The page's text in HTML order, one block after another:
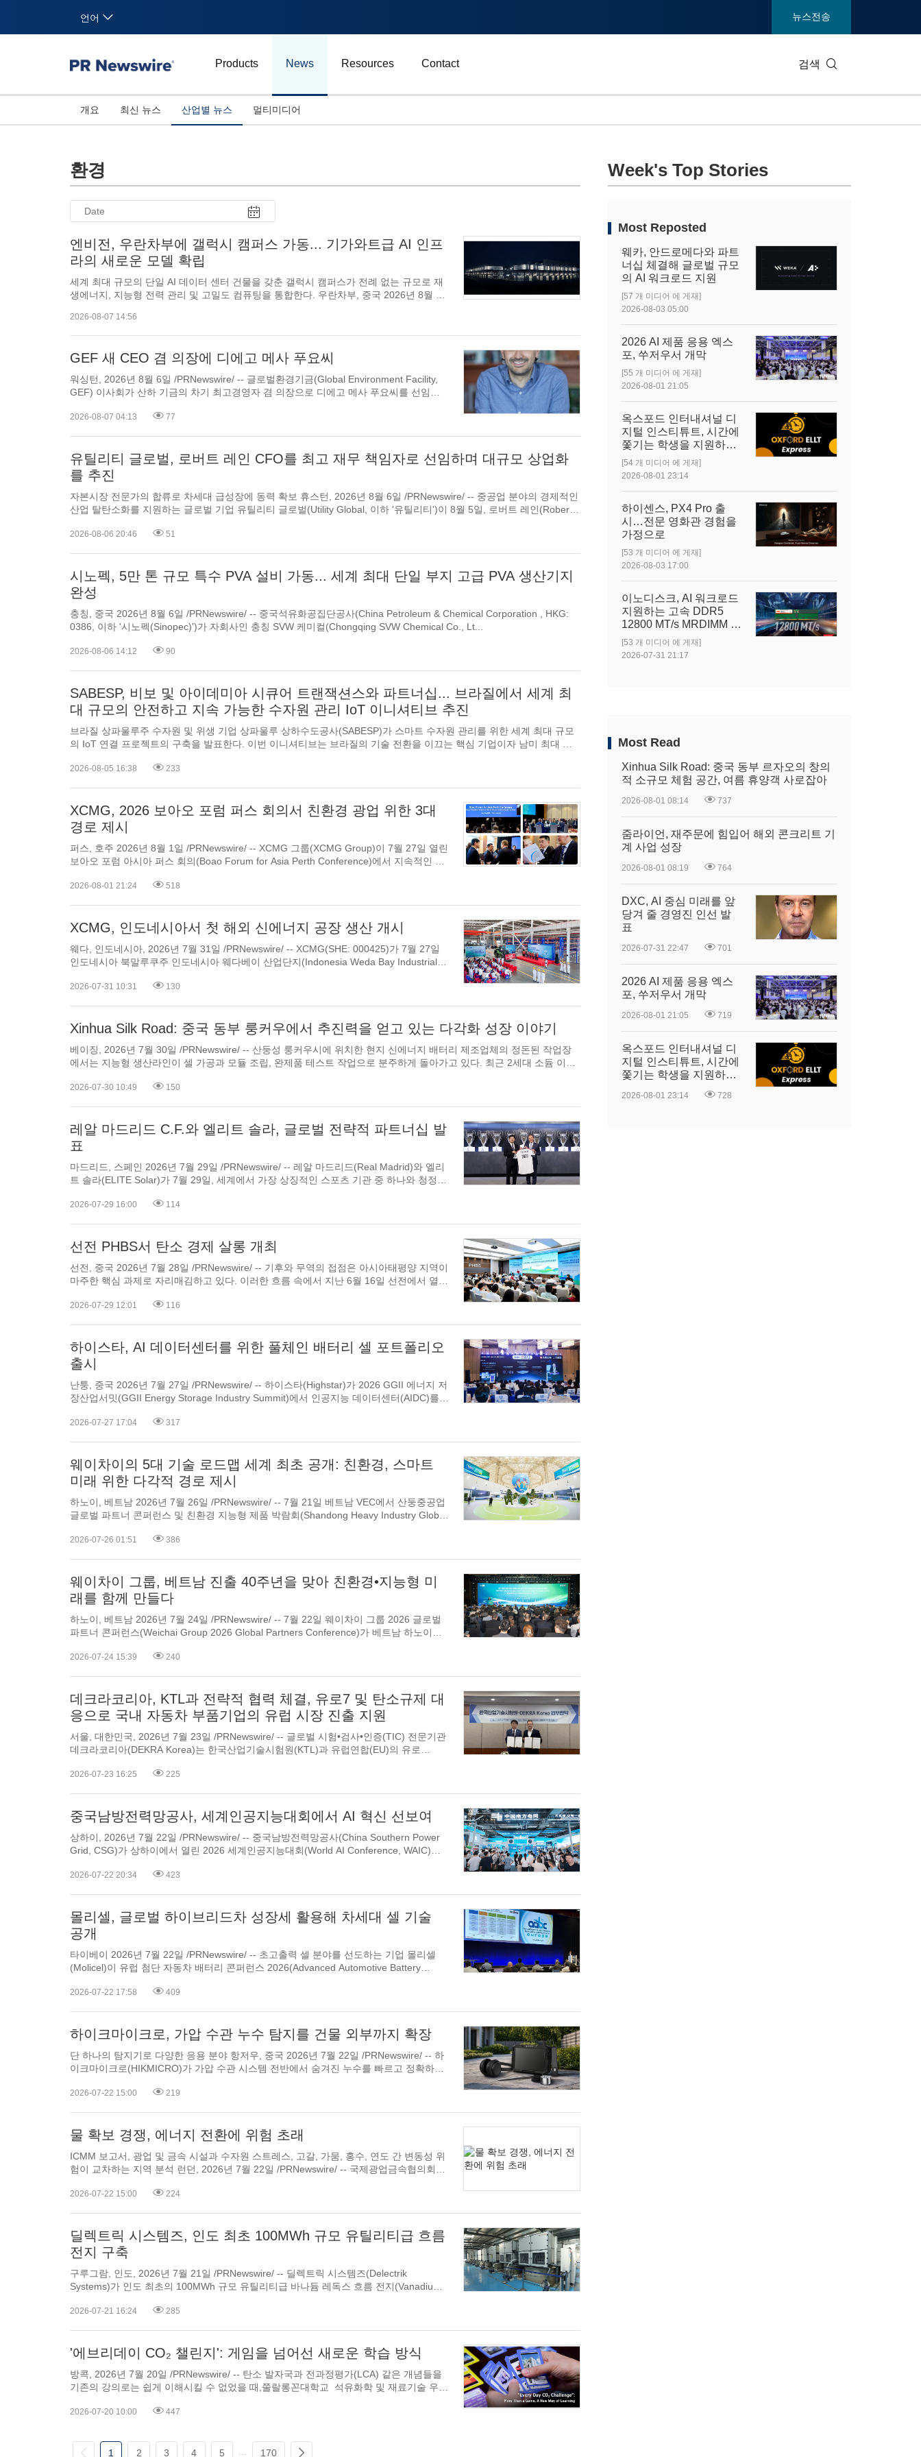
언어 뉴스전송
Products News Resources Contact 검색
개요 최신 뉴스 산업별 뉴스
엔터테인먼트 및 미디어
광고, 마케팅 및 미디어
멀티미디어
환경
엔비전, 우란차부에 갤럭시 캠퍼스 가동... 기가와트급 AI 인프
라의 새로운 모델 확립
세계 최대 규모의 단일 AI 데이터 센터 건물을 갖춘 갤럭시 캠퍼스가 전례 없는 규모로 재
생에너지, 지능형 전력 관리 및 고밀도 컴퓨팅을 통합한다. 우란차부, 중국 2026년 8월 7
일, 대규모 인공지능 배치를 가속화하기 위해 설계된 차세대 AI 인...
2026-08-07 14:56
GEF 새 CEO 겸 의장에 디에고 메사 푸요씨
워싱턴, 2026년 8월 6일 /PRNewswire/ -- 글로벌환경기금(Global Environment Facility,
GEF) 이사회가 산하 기금의 차기 최고경영자 겸 의장으로 디에고 메사 푸요씨를 선임했
국제적 리더이자 콜롬비아 전 에너지광산부 장관을 역임한...
2026-08-07 04:13 77
유틸리티 글로벌, 로버트 레인 CFO를 최고 재무 책임자로 선임하며 대규모 상업화
를 추진
자본시장 전문가의 합류로 차세대 급성장에 동력 확보 휴스턴, 2026년 8월 6일 /PRNewswire/ -- 중공업 분야의 경제적인
산업 탈탄소화를 지원하는 글로벌 기업 유틸리티 글로벌(Utility Global, 이하 '유틸리티')이 8월 5일, 로버트 레인(Robert
2026-08-06 20:46 51
시노펙, 5만 톤 규모 특수 PVA 설비 가동... 세계 최대 단일 부지 고급 PVA 생산기지
완성
충칭, 중국 2026년 8월 6일 /PRNewswire/ -- 중국석유화공집단공사(China Petroleum & Chemical Corporation , HKG:
0386, 이하 '시노펙(Sinopec)')가 자회사인 충칭 SVW 케미컬(Chongqing SVW Chemical Co., Lt...
2026-08-06 14:12 90
SABESP, 비보 및 아이데미아 시큐어 트랜잭션스와 파트너십... 브라질에서 세계 최
대 규모의 안전하고 지속 가능한 수자원 관리 IoT 이니셔티브 추진
브라질 상파울루주 수자원 및 위생 기업 상파울루 상하수도공사(SABESP)가 스마트 수자원 관리를 위한 세계 최대 규모
의 IoT 연결 프로젝트의 구축을 발표한다. 이번 이니셔티브는 브라질의 기술 전환을 이끄는 핵심 기업이자 남미 최대 이
2026-08-05 16:38 233
XCMG, 2026 보아오 포럼 퍼스 회의서 친환경 광업 위한 3대
경로 제시
퍼스, 호주 2026년 8월 1일 /PRNewswire/ -- XCMG 그룹(XCMG Group)이 7월 27일 열린
보아오 포럼 아시아 퍼스 회의(Boao Forum for Asia Perth Conference)에서 지속적인 연
전환을 촉진하기 위한 3대 ...
2026-08-01 21:24 518
XCMG, 인도네시아서 첫 해외 신에너지 공장 생산 개시
웨다, 인도네시아, 2026년 7월 31일 /PRNewswire/ -- XCMG(SHE: 000425)가 7월 27일
인도네시아 북말루쿠주 인도네시아 웨다베이 산업단지(Indonesia Weda Bay Industrial
장비 첫 배치(batch)가 생산라인에서...
2026-07-31 10:31 130
Xinhua Silk Road: 중국 동부 룽커우에서 추진력을 얻고 있는 다각화 성장 이야기
베이징, 2026년 7월 30일 /PRNewswire/ -- 산둥성 룽커우시에 위치한 현지 신에너지 배터리 제조업체의 정돈된 작업장
에서는 지능형 생산라인이 셀 가공과 모듈 조립, 완제품 테스트 작업으로 분주하게 돌아가고 있다. 최근 2세대 소듐 이온
2026-07-30 10:49 150
레알 마드리드 C.F.와 엘리트 솔라, 글로벌 전략적 파트너십 발
표
마드리드, 스페인 2026년 7월 29일 /PRNewswire/ -- 레알 마드리드(Real Madrid)와 엘리
트 솔라(ELITE Solar)가 7월 29일, 세계에서 가장 상징적인 스포츠 기관 중 하나와 청정에
파트너십을 발표했다.
2026-07-29 16:00 114
선전 PHBS서 탄소 경제 살롱 개최
선전, 중국 2026년 7월 28일 /PRNewswire/ -- 기후와 무역의 접점은 아시아태평양 지역이
마주한 핵심 과제로 자리매김하고 있다. 이러한 흐름 속에서 지난 6월 16일 선전에서 열린
책 결정자, 산업계 인사들이 모여들었으며, 이는...
2026-07-29 12:01 116
하이스타, AI 데이터센터를 위한 풀체인 배터리 셀 포트폴리오
출시
난퉁, 중국 2026년 7월 27일 /PRNewswire/ -- 하이스타(Highstar)가 2026 GGII 에너지 저
장산업서밋(GGII Energy Storage Industry Summit)에서 인공지능 데이터센터(AIDC)를
원장치(UPS) 및 고전압직류(HVDC)...
2026-07-27 17:04 317
웨이차이의 5대 기술 로드맵 세계 최초 공개: 친환경, 스마트
미래 위한 다각적 경로 제시
하노이, 베트남 2026년 7월 26일 /PRNewswire/ -- 7월 21일 베트남 VEC에서 산둥중공업
글로벌 파트너 콘퍼런스 및 친환경 지능형 제품 박람회(Shandong Heavy Industry Global
장비 산업...
2026-07-26 01:51 386
웨이차이 그룹, 베트남 진출 40주년을 맞아 친환경•지능형 미
래를 함께 만들다
하노이, 베트남 2026년 7월 24일 /PRNewswire/ -- 7월 22일 웨이차이 그룹 2026 글로벌
파트너 콘퍼런스(Weichai Group 2026 Global Partners Conference)가 베트남 하노이에
자리에 모여 친환경 및 지능형 기술의 새...
2026-07-24 15:39 240
데크라코리아, KTL과 전략적 협력 체결, 유로7 및 탄소규제 대
응으로 국내 자동차 부품기업의 유럽 시장 진출 지원
서울, 대한민국, 2026년 7월 23일 /PRNewswire/ -- 글로벌 시험•검사•인증(TIC) 전문기관
데크라코리아(DEKRA Korea)는 한국산업기술시험원(KTL)과 유럽연합(EU)의 유로
을 체결했다.
2026-07-23 16:25 225
중국남방전력망공사, 세계인공지능대회에서 AI 혁신 선보여
상하이, 2026년 7월 22일 /PRNewswire/ -- 중국남방전력망공사(China Southern Power
Grid, CSG)가 상하이에서 열린 2026 세계인공지능대회(World AI Conference, WAIC)와
력, 탄소...
2026-07-22 20:34 423
몰리셀, 글로벌 하이브리드차 성장세 활용해 차세대 셀 기술
공개
타이베이 2026년 7월 22일 /PRNewswire/ -- 초고출력 셀 분야를 선도하는 기업 몰리셀
(Molicel)이 유럽 첨단 자동차 배터리 콘퍼런스 2026(Advanced Automotive Battery
의 대표 제품 INR-21700...
2026-07-22 17:58 409
하이크마이크로, 가압 수관 누수 탐지를 건물 외부까지 확장
단 하나의 탐지기로 다양한 응용 분야 항저우, 중국 2026년 7월 22일 /PRNewswire/ -- 하
이크마이크로(HIKMICRO)가 가압 수관 시스템 전반에서 숨겨진 누수를 빠르고 정확하게
2026-07-22 15:00 219
물 확보 경쟁, 에너지 전환에 위험 초래
ICMM 보고서, 광업 및 금속 시설과 수자원 스트레스, 고갈, 가뭄, 홍수, 연도 간 변동성 위
험이 교차하는 지역 분석 런던, 2026년 7월 22일 /PRNewswire/ -- 국제광업금속협의회
업 및 금속 시설의 약 3분의 2...
2026-07-22 15:00 224
딜렉트릭 시스템즈, 인도 최초 100MWh 규모 유틸리티급 흐름
전지 구축
구루그람, 인도, 2026년 7월 21일 /PRNewswire/ -- 딜렉트릭 시스템즈(Delectrik
Systems)가 인도 최초의 100MWh 규모 유틸리티급 바나듐 레독스 흐름 전지(Vanadium
제공업체인 본다다 엔지니어링(Bondada Engi...
2026-07-21 16:24 285
'에브리데이 CO₂ 챌린지': 게임을 넘어선 새로운 학습 방식
방콕, 2026년 7월 20일 /PRNewswire/ -- 탄소 발자국과 전과정평가(LCA) 같은 개념들을
기존의 강의로는 쉽게 이해시킬 수 없었을 때,쭐랄롱꼰대학교
석유화학 및 재료기술 우수
2026-07-20 10:00 447
1 2 3 4 5 170
Week's Top Stories
Most Reposted
웨카, 안드로메다와 파트
너십 체결해 글로벌 규모
의 AI 워크로드 지원
[57 개 미디어 에 게재]
2026-08-03 05:00
2026 AI 제품 응용 엑스
포, 쑤저우서 개막
[55 개 미디어 에 게재]
2026-08-01 21:05
옥스포드 인터내셔널 디
지털 인스티튜트, 시간에
쫓기는 학생을 지원하기
위해 Oxford ELLT
Express 출시
[54 개 미디어 에 게재]
2026-08-01 23:14
하이센스, PX4 Pro 출
시…전문 영화관 경험을
가정으로
[53 개 미디어 에 게재]
2026-08-03 17:00
이노디스크, AI 워크로드
지원하는 고속 DDR5
12800 MT/s MRDIMM 출
시
[53 개 미디어 에 게재]
2026-07-31 21:17
Most Read
Xinhua Silk Road: 중국 동부 르자오의 창의
적 소규모 체험 공간, 여름 휴양객 사로잡아
2026-08-01 08:14 737
줌라이언, 재주문에 힘입어 해외 콘크리트 기
계 사업 성장
2026-08-01 08:19 764
DXC, AI 중심 미래를 앞
당겨 줄 경영진 인선 발
표
2026-07-31 22:47 701
2026 AI 제품 응용 엑스
포, 쑤저우서 개막
2026-08-01 21:05 719
옥스포드 인터내셔널 디
지털 인스티튜트, 시간에
쫓기는 학생을 지원하기
Express 출시
2026-08-01 23:14 728